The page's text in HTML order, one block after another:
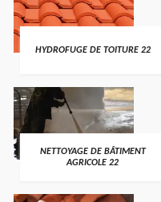
HYDROFUGE DE TOITURE 22
NETTOYAGE DE BÂTIMENT
AGRICOLE 22